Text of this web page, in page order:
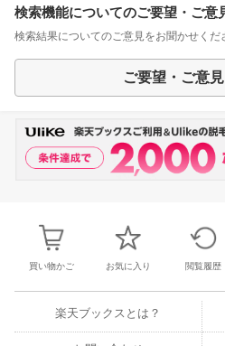
検索機能についてのご要望・ご意
検索結果についてのご意見をお聞かせくだ
ご要望・ご意
買い物かご お気に入り 閲覧履歴
楽天ブックスとは？